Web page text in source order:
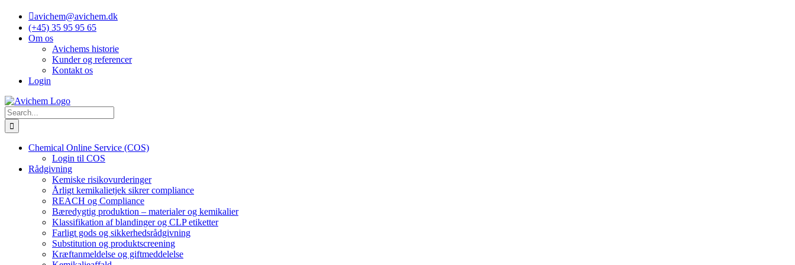
Skip
content
avichem@avichem.dk
(+45) 35 95 95 65
Om os
Avichems historie
Kunder og referencer
Kontakt os
Login
Search
for:
Chemical Online Service (COS)
Login til COS
Rådgivning
Kemiske risikovurderinger
Årligt kemikalietjek sikrer compliance
REACH og Compliance
Bæredygtig produktion – materialer og kemikalier
Klassifikation af blandinger og CLP etiketter
Farligt gods og sikkerhedsrådgivning
Substitution og produktscreening
Kræftanmeldelse og giftmeddelelse